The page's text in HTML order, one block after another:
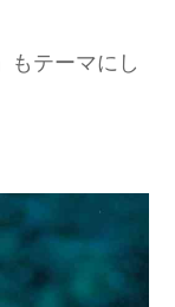
もテーマにし